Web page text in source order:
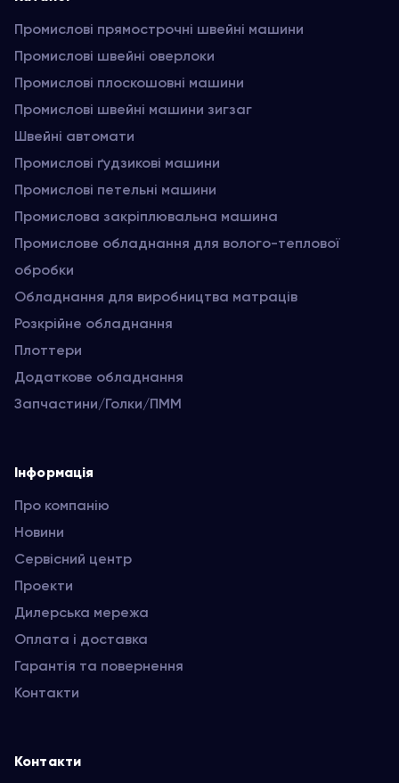
Промислові прямострочні швейні машини
Промислові швейні оверлоки
Промислові плоскошовні машини
Промислові швейні машини зигзаг
Швейні автомати
Промислові ґудзикові машини
Промислові петельні машини
Промислова закріплювальна машина
Промислове обладнання для волого-теплової
обробки
Обладнання для виробництва матраців
Розкрійне обладнання
Плоттери
Додаткове обладнання
Запчастини/Голки/ПММ
Інформація
Про компанію
Новини
Сервісний центр
Проекти
Дилерська мережа
Оплата і доставка
Гарантія та повернення
Контакти
Контакти